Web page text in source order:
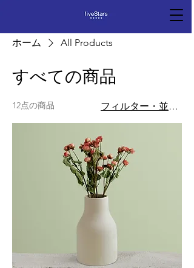
ホーム All Products
すべての商品
12点の商品 フィルター・並び替え